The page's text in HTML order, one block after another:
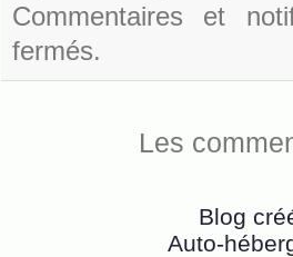
Commentaires et
fermés.
Les
Blog
Auto-